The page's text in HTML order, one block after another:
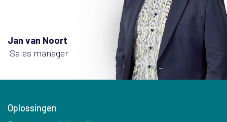
Jan van Noort
Sales manager
Oplossingen